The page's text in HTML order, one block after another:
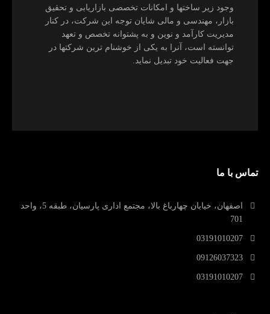
وجود زیر ساختها و امکانات تخصصی بازاریابی و تحقیق
بازار، مهندسی و مالی شایان توجه این شرکت، در کنار
مدیریت کارآمد و نوین و به پشتوانه تخصص و تعهد
توانسته است، آنرا به یکی از خوشنام ترین شرکتها در
جهت فعالیت خود تبدیل نماید.
تماس با ما
اصفهان، خیابان چهارباغ بالا، مجتمع اداری پارسیان، طبقه 5، واحد
701
03191010207
09126037323
03191010207